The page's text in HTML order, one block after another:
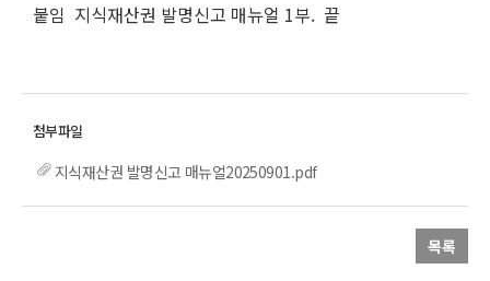
붙임 지식재산권 발명신고 매뉴얼 1부. 끝
지식재산권 발명신고 매뉴얼20250901.pdf
목록